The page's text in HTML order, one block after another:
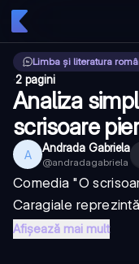
Limba și literatura
·2 pagini
Analiza
scrisoare
A Andrada Gabriela
@andradagabriela
Comedia "O
Caragiale
Afișează mai mult